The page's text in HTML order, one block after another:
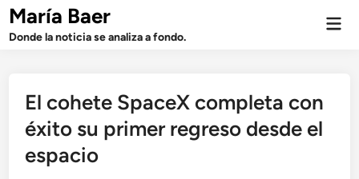
Saltar
contenido
María Baer
Donde la noticia se analiza a fondo.
El cohete SpaceX completa con
éxito su primer regreso desde el
espacio